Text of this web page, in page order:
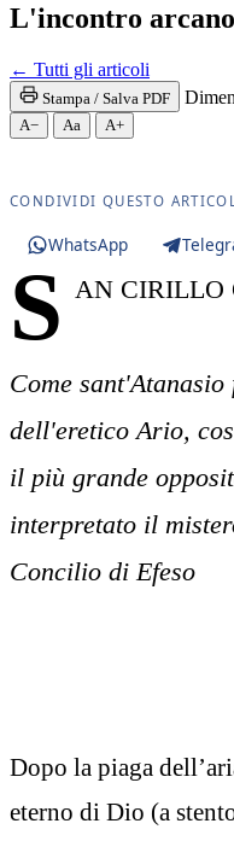
L'incontro
← Tutti gli articoli
Stampa / Salva PDF
A− Aa A+
CONDIVIDI QUESTO
WhatsApp
S AN CIRILLO
Come
dell'eretico Ario,
il più grande
interpretato il
Concilio di Efeso
Dopo la piaga
eterno di Dio (a